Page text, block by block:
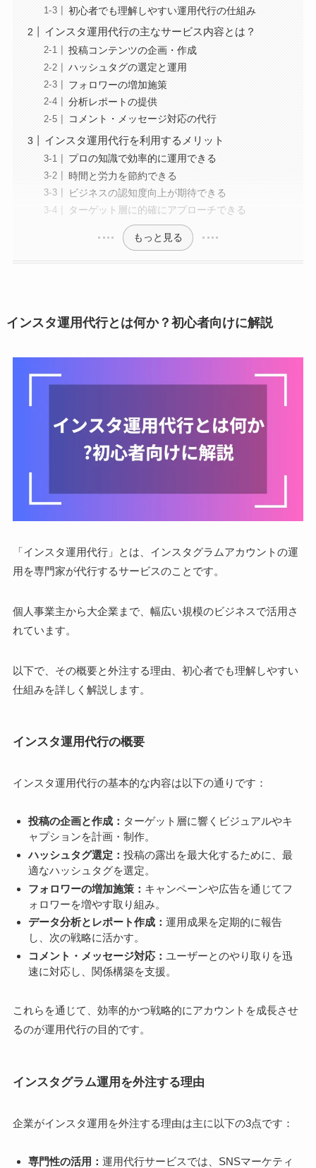
初心者でも理解しやすい運用代行の仕組み
インスタ運用代行の主なサービス内容とは？
投稿コンテンツの企画・作成
ハッシュタグの選定と運用
フォロワーの増加施策
分析レポートの提供
コメント・メッセージ対応の代行
インスタ運用代行を利用するメリット
プロの知識で効率的に運用できる
時間と労力を節約できる
ビジネスの認知度向上が期待できる
ターゲット層に的確にアプローチできる
もっと見る
インスタ運用代行とは何か？初心者向けに解説
「インスタ運用代行」とは、インスタグラムアカウントの運
用を専門家が代行するサービスのことです。
個人事業主から大企業まで、幅広い規模のビジネスで活用さ
れています。
以下で、その概要と外注する理由、初心者でも理解しやすい
仕組みを詳しく解説します。
インスタ運用代行の概要
インスタ運用代行の基本的な内容は以下の通りです：
投稿の企画と作成： ターゲット層に響くビジュアルやキ
ャプションを計画・制作。
ハッシュタグ選定：投稿の露出を最大化するために、最
適なハッシュタグを選定。
フォロワーの増加施策： キャンペーンや広告を通じてフ
ォロワーを増やす取り組み。
データ分析とレポート作成：運用成果を定期的に報告
し、次の戦略に活かす。
コメント・メッセージ対応：ユーザーとのやり取りを迅
速に対応し、関係構築を支援。
これらを通じて、効率的かつ戦略的にアカウントを成長させ
るのが運用代行の目的です。
インスタグラム運用を外注する理由
企業がインスタ運用を外注する理由は主に以下の3点です：
専門性の活用：運用代行サービスでは、SNSマーケティ